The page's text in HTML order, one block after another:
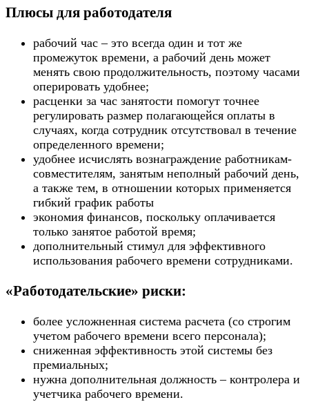
Плюсы для работодателя
рабочий час – это всегда один и тот же
промежуток времени, а рабочий день может
менять свою продолжительность, поэтому часами
оперировать удобнее;
расценки за час занятости помогут точнее
регулировать размер полагающейся оплаты в
случаях, когда сотрудник отсутствовал в течение
определенного времени;
удобнее исчислять вознаграждение работникам-
совместителям, занятым неполный рабочий день,
а также тем, в отношении которых применяется
гибкий график работы
экономия финансов, поскольку оплачивается
только занятое работой время;
дополнительный стимул для эффективного
использования рабочего времени сотрудниками.
«Работодательские» риски:
более усложненная система расчета (со строгим
учетом рабочего времени всего персонала);
сниженная эффективность этой системы без
премиальных;
нужна дополнительная должность – контролера и
учетчика рабочего времени.